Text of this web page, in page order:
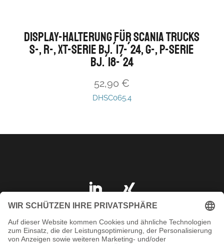
Display-Halterung für Scania Trucks
S-, R-, XT-Serie Bj.´17-´24, G-, P-Serie
Bj.´18-´24
52,90 €
DHSC065.4
IMPRESSUM